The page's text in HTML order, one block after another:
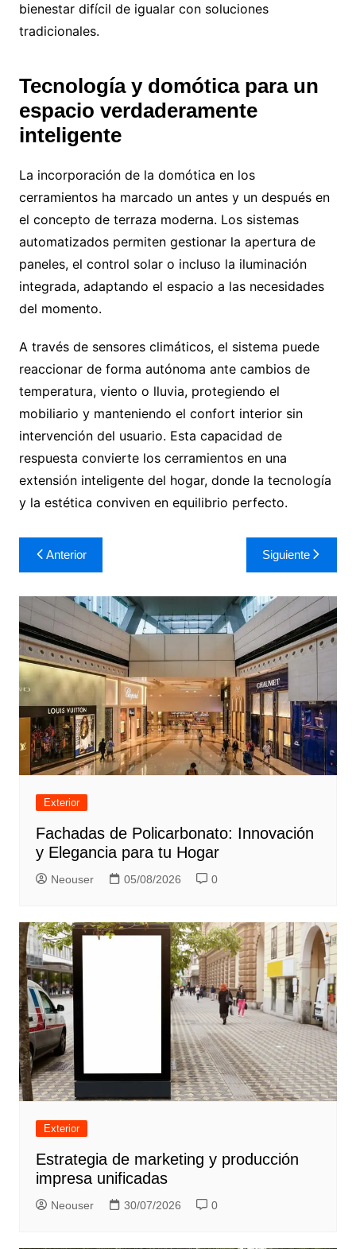
bienestar difícil de igualar con soluciones
tradicionales.
Tecnología y domótica para un
espacio verdaderamente
inteligente
La incorporación de la domótica en los
cerramientos ha marcado un antes y un después en
el concepto de terraza moderna. Los sistemas
automatizados permiten gestionar la apertura de
paneles, el control solar o incluso la iluminación
integrada, adaptando el espacio a las necesidades
del momento.
A través de sensores climáticos, el sistema puede
reaccionar de forma autónoma ante cambios de
temperatura, viento o lluvia, protegiendo el
mobiliario y manteniendo el confort interior sin
intervención del usuario. Esta capacidad de
respuesta convierte los cerramientos en una
extensión inteligente del hogar, donde la tecnología
y la estética conviven en equilibrio perfecto.
Navegación
de
entradas
Anterior Siguiente
Exterior
Fachadas de Policarbonato: Innovación
y Elegancia para tu Hogar
Neouser 05/08/2026 0
Exterior
Estrategia de marketing y producción
impresa unificadas
Neouser 30/07/2026 0